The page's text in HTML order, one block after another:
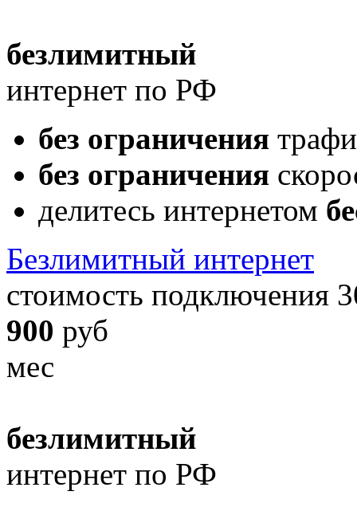
безлимитный
интернет по РФ
без ограничения
без ограничения
делитесь интернетом
Безлимитный интернет
стоимость подключения
900 руб
мес
безлимитный
интернет по РФ